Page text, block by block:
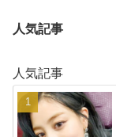
人気記事
人気記事